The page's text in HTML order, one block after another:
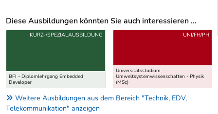
Diese Ausbildungen könnten Sie auch interessieren ...
Uber weitere Ausbildungsvorschläge
BFI - Diplomlehrgang Embedded
Developer
KURZ-/SPEZIALAUSBILDUNG
Universitätsstudium
Umweltsystemwissenschaften - Physik
(MSc)
UNI/FH/PH
Weitere Ausbildungen aus dem Bereich "Technik, EDV,
Telekommunikation" anzeigen